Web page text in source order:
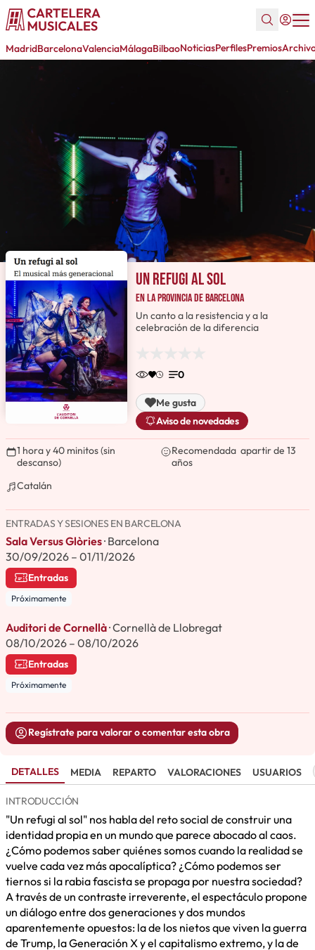
MadridBarcelonaValenciaMálagaBilbaoNoticiasPerfilesPremios
Un refugi al sol
en la provincia de Barcelona
Un canto a la resistencia y a la
celebración de la diferencia
0
Me gusta
Aviso de novedades
1 hora y 40 minitos (sin
descanso)
Recomendada apartir de 13
años
Catalán
ENTRADAS Y SESIONES EN BARCELONA
Sala Versus Glòries· Barcelona
30/09/2026 – 01/11/2026
Entradas
Próximamente
Auditori de Cornellà· Cornellà de Llobregat
08/10/2026 – 08/10/2026
Entradas
Próximamente
Regístrate para valorar o comentar esta obra
DETALLES MEDIA REPARTO VALORACIONES USUARIOS
INTRODUCCIÓN
"Un refugi al sol" nos habla del reto social de construir una
identidad propia en un mundo que parece abocado al caos.
¿Cómo podemos saber quiénes somos cuando la realidad se
vuelve cada vez más apocalíptica? ¿Cómo podemos ser
tiernos si la rabia fascista se propaga por nuestra sociedad?
A través de un contraste irreverente, el espectáculo propone
un diálogo entre dos generaciones y dos mundos
aparentemente opuestos: la de los nietos que viven la guerra
de Trump, la Generación X y el capitalismo extremo, y la de